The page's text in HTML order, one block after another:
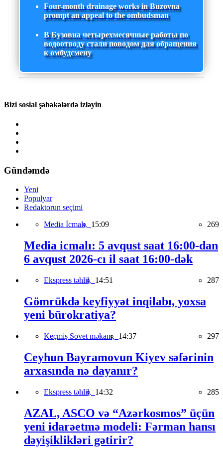
Four-month drainage works in Buzovna
prompt an appeal to the ombudsman
В Бузовна четырехмесячные работы по
водоотводу стали поводом для обращения
к омбудсмену
Bizi sosial şəbəkələrdə izləyin
Gündəmdə
Yeni
Populyar
Redaktorun seçimi
Media İcmalı, 15:09 269
Media icmalı: 5 avqust saat 16:00-dan
6 avqust 2026-cı il saat 16:00-dək
Ekspress təhlil, 14:51 287
Gömrükdə keyfiyyət inqilabı, yoxsa
yeni bürokratiya?
Keçmiş Sovet məkanı, 14:37 297
Ceyhun Bayramovun Kiyev səfərinin
arxasında nə dayanır?
Ekspress təhlil, 14:32 285
AZAL, ASCO və “Azərkosmos” üçün
yeni idarəetmə modeli: Fərman hansı
dəyişiklikləri gətirir?